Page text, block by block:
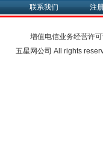
联系我们 注
增值电信业务经营许
五星网公司 All rights